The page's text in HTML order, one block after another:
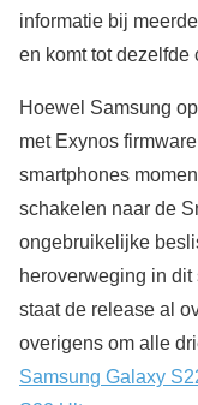
informatie bij
en komt tot dezelfde
Hoewel Samsung
met Exynos
smartphones
schakelen naar de
ongebruikelijke
heroverweging in dit
staat de release al
overigens om alle
Samsung Galaxy